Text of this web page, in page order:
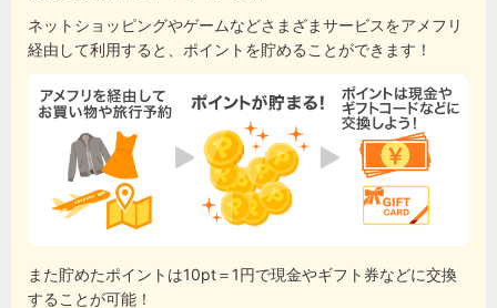
ネットショッピングやゲームなどさまざまサービスをアメフリ
経由して利用すると、ポイントを貯めることができます！
また貯めたポイントは10pt＝1円で現金やギフト券などに交換
することが可能！